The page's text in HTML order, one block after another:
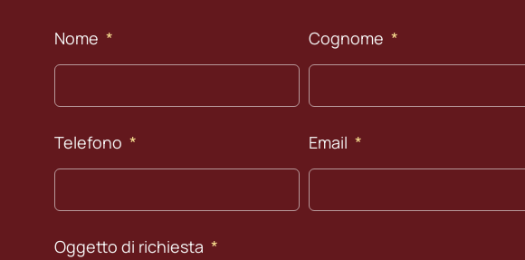
Nome Cognome
Telefono Email
Oggetto di richiesta